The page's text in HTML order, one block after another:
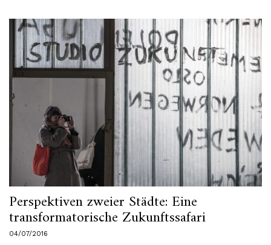
Perspektiven zweier Städte: Eine
transformatorische Zukunftssafari
04/07/2016